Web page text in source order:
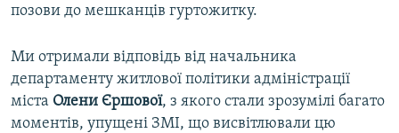
позови до мешканців гуртожитку.
Ми отримали відповідь від начальника
департаменту житлової політики адміністрації
міста Олени Єршової, з якого стали зрозумілі багато
моментів, упущені ЗМІ, що висвітлювали цю